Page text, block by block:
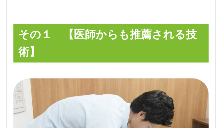
その１ 【医師からも推薦される技
術】